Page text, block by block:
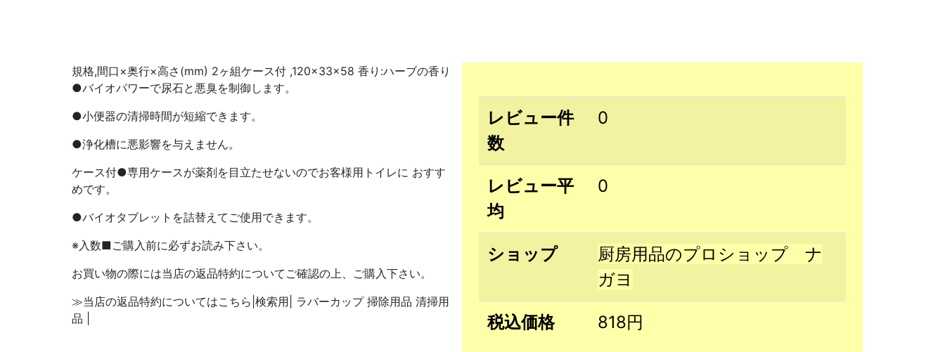
規格,間口×奥行×高さ(mm) 2ヶ組ケース付 ,120×33×58 香り:ハーブの香り
●バイオパワーで尿石と悪臭を制御します。
●小便器の清掃時間が短縮できます。
●浄化槽に悪影響を与えません。
ケース付●専用ケースが薬剤を目立たせないのでお客様用トイレに おすす
めです。
●バイオタブレットを詰替えてご使用できます。
※入数■ご購入前に必ずお読み下さい。
お買い物の際には当店の返品特約についてご確認の上、ご購入下さい。
≫当店の返品特約についてはこちら|検索用| ラバーカップ 掃除用品 清掃用
品 |
レビュー件
数
0
レビュー平
均
0
ショップ
厨房用品のプロショップ ナ
ガヨ
税込価格 818円